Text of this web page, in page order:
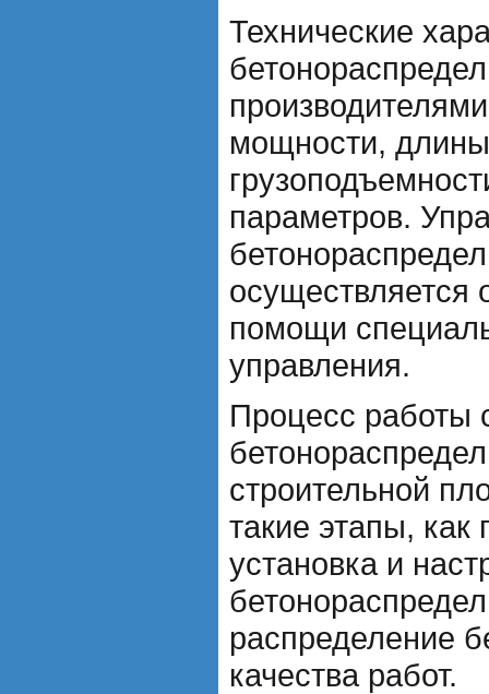
Технические
мощности,
параметров.
осуществляется
помощи
управления.
Процесс работы
строительной
такие этапы, как
установка и
распределение
качества работ.